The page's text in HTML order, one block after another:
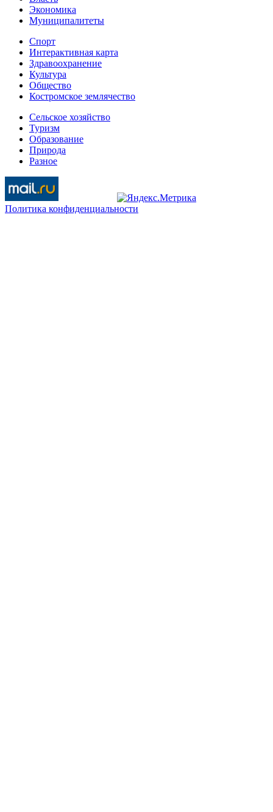
Экономика
Муниципалитеты
Спорт
Интерактивная карта
Здравоохранение
Культура
Общество
Костромское землячество
Сельское хозяйство
Туризм
Образование
Природа
Разное
Политика конфиденциальности